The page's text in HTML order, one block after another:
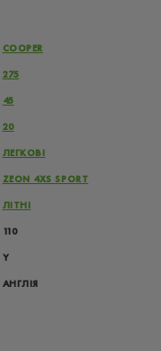
COOPER
275
45
20
ЛЕГКОВІ
ZEON 4XS SPORT
ЛІТНІ
110
Y
АНГЛІЯ